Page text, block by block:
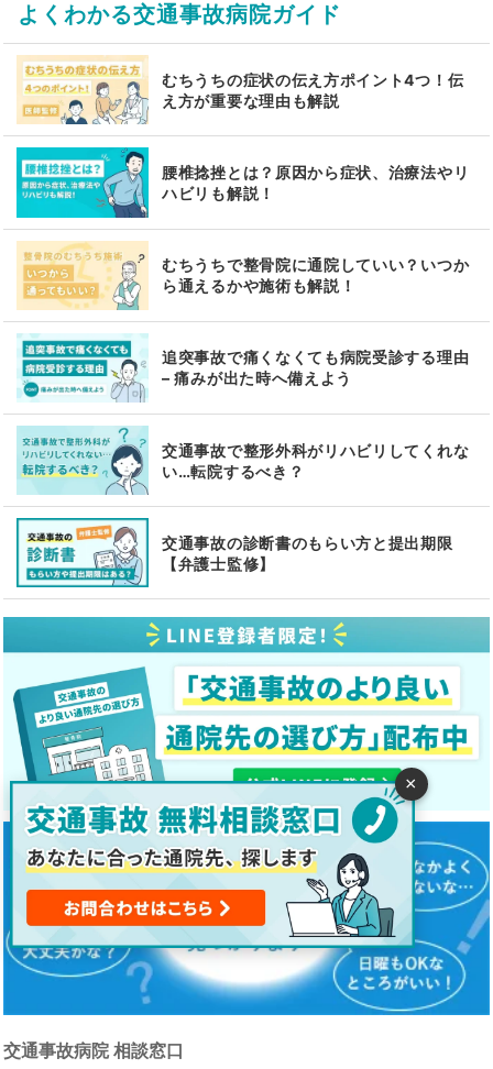
よくわかる交通事故病院ガイド
むちうちの症状の伝え方ポイント4つ！伝
え方が重要な理由も解説
腰椎捻挫とは？原因から症状、治療法やリ
ハビリも解説！
むちうちで整骨院に通院していい？いつか
ら通えるかや施術も解説！
追突事故で痛くなくても病院受診する理由
– 痛みが出た時へ備えよう
交通事故で整形外科がリハビリしてくれな
い…転院するべき？
交通事故の診断書のもらい方と提出期限
【弁護士監修】
交通事故病院 相談窓口
×